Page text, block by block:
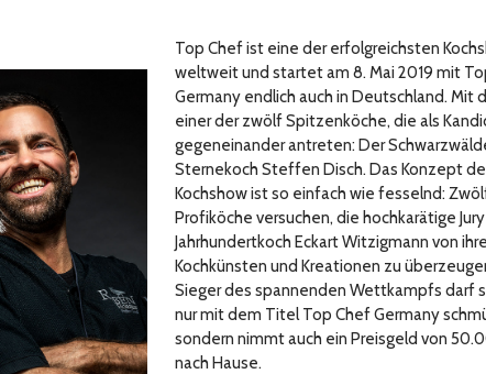
Top Chef ist eine der erfolgreichsten
weltweit und startet am 8. Mai 2019 mit
Germany endlich auch in Deutschland. Mit
einer der zwölf Spitzenköche, die als
gegeneinander antreten: Der
Sternekoch Steffen Disch. Das Konzept
Kochshow ist so einfach wie fesselnd:
Profiköche versuchen, die hochkarätige
Jahrhundertkoch Eckart Witzigmann von
Kochkünsten und Kreationen zu
Sieger des spannenden Wettkampfs darf
nur mit dem Titel Top Chef Germany
sondern nimmt auch ein Preisgeld von
nach Hause.